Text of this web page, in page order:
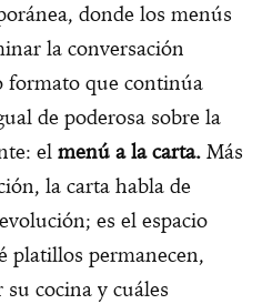
donde los menús
la conversación
formato que continúa
de poderosa sobre la
el menú a la carta. Más
la carta habla de
es el espacio
platillos permanecen,
cocina y cuáles